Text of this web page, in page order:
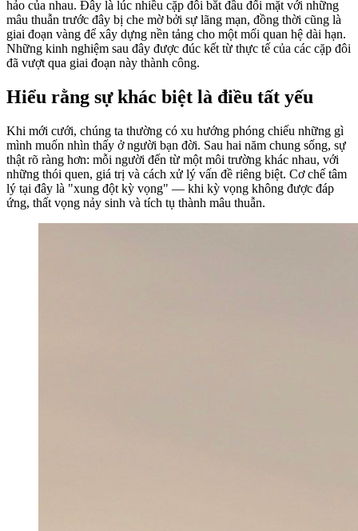
hảo của nhau. Đây là lúc nhiều cặp đôi bắt đầu đối mặt với những
mâu thuẫn trước đây bị che mờ bởi sự lãng mạn, đồng thời cũng là
giai đoạn vàng để xây dựng nền tảng cho một mối quan hệ dài hạn.
Những kinh nghiệm sau đây được đúc kết từ thực tế của các cặp đôi
đã vượt qua giai đoạn này thành công.
Hiểu rằng sự khác biệt là điều tất yếu
Khi mới cưới, chúng ta thường có xu hướng phóng chiếu những gì
mình muốn nhìn thấy ở người bạn đời. Sau hai năm chung sống, sự
thật rõ ràng hơn: mỗi người đến từ một môi trường khác nhau, với
những thói quen, giá trị và cách xử lý vấn đề riêng biệt. Cơ chế tâm
lý tại đây là "xung đột kỳ vọng" — khi kỳ vọng không được đáp
ứng, thất vọng nảy sinh và tích tụ thành mâu thuẫn.